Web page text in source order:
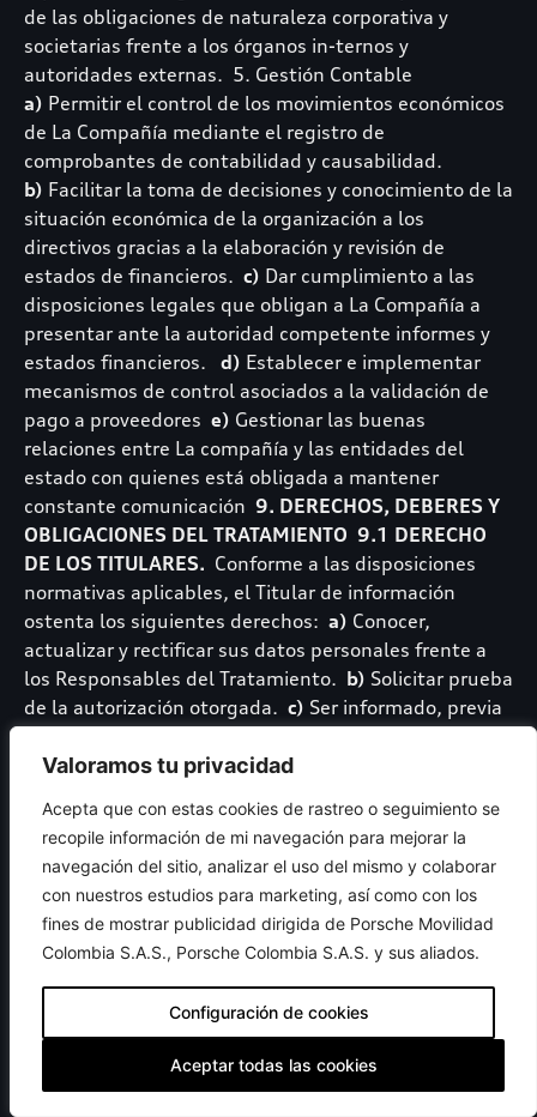
Valoramos tu privacidad
Acepta que con estas cookies de rastreo o seguimiento se
recopile información de mi navegación para mejorar la
navegación del sitio, analizar el uso del mismo y colaborar
con nuestros estudios para marketing, así como con los
fines de mostrar publicidad dirigida de Porsche Movilidad
Colombia S.A.S., Porsche Colombia S.A.S. y sus aliados.
Configuración de cookies
Aceptar todas las cookies
de las obligaciones de naturaleza corporativa y
societarias frente a los órganos in-ternos y
autoridades externas. 5. Gestión Contable
a) Permitir el control de los movimientos económicos
de La Compañía mediante el registro de
comprobantes de contabilidad y causabilidad.
b) Facilitar la toma de decisiones y conocimiento de la
situación económica de la organización a los
directivos gracias a la elaboración y revisión de
estados de financieros. c) Dar cumplimiento a las
disposiciones legales que obligan a La Compañía a
presentar ante la autoridad competente informes y
estados financieros. d) Establecer e implementar
mecanismos de control asociados a la validación de
pago a proveedores e) Gestionar las buenas
relaciones entre La compañía y las entidades del
estado con quienes está obligada a mantener
constante comunicación 9. DERECHOS, DEBERES Y
OBLIGACIONES DEL TRATAMIENTO 9.1 DERECHO
DE LOS TITULARES. Conforme a las disposiciones
normativas aplicables, el Titular de información
ostenta los siguientes derechos: a) Conocer,
actualizar y rectificar sus datos personales frente a
los Responsables del Tratamiento. b) Solicitar prueba
de la autorización otorgada. c) Ser informado, previa
personales.d)Presentar ante la Superintendencia
a lo dispuesto en las normas sobre datos personales
cuando sus consultas o reclamos presentados
directamente al titular no hayan sido atendidos de
forma completa u oportuna.e)Solicitar la supresión
de los datos personales.f)Revocar la autorización
mediante la presentación de una solicitud y/o
reclamo. Esta no procede cuando el Titular tenga un
deber legal o contractual de permanecer en la base
Solicitar a la Superintendencia de
Industria y Comercio (SIC) que ordene la revocatoria